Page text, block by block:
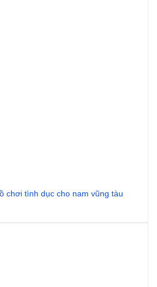
chơi tình dục cho nam vũng tàu